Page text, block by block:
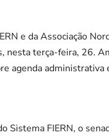
e da Associação
nesta terça-feira, 26.
agenda
Sistema FIERN, o